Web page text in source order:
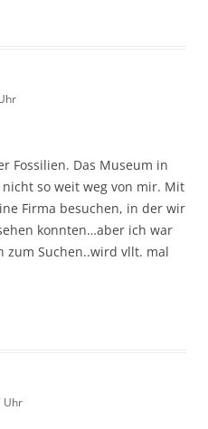
Fossilien. Das Museum in
so weit weg von mir. Mit
Firma besuchen, in der wir
konnten…aber ich war
zum Suchen..wird vllt. mal
Uhr